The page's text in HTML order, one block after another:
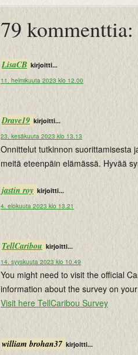
79 kommenttia:
LisaCB kirjoitti...
11. helmikuuta 2023 klo 12.00
Drave19 kirjoitti...
23. kesäkuuta 2023 klo 13.13
Onnittelut tutkinnon suorittamisesta
meitä eteenpäin elämässä. Hyvää
jastin roy kirjoitti...
4. elokuuta 2023 klo 13.21
TellCaribou kirjoitti...
14. syyskuuta 2023 klo 10.49
You might need to visit the official
information about the survey on
Visit here TellCaribou Survey
william brohan37 kirjoitti...